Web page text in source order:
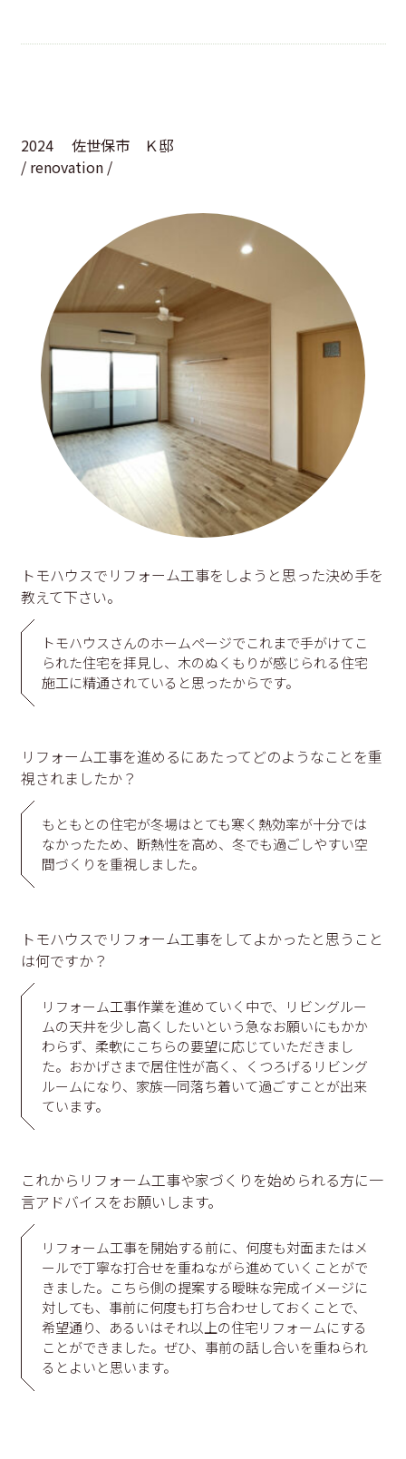
2024
佐世保市 Ｋ邸
/ renovation /
トモハウスでリフォーム工事をしようと思った決め手を
教えて下さい。
トモハウスさんのホームページでこれまで手がけてこ
られた住宅を拝見し、木のぬくもりが感じられる住宅
施工に精通されていると思ったからです。
リフォーム工事を進めるにあたってどのようなことを重
視されましたか？
もともとの住宅が冬場はとても寒く熱効率が十分では
なかったため、断熱性を高め、冬でも過ごしやすい空
間づくりを重視しました。
トモハウスでリフォーム工事をしてよかったと思うこと
は何ですか？
リフォーム工事作業を進めていく中で、リビングルー
ムの天井を少し高くしたいという急なお願いにもかか
わらず、柔軟にこちらの要望に応じていただきまし
た。おかげさまで居住性が高く、くつろげるリビング
ルームになり、家族一同落ち着いて過ごすことが出来
ています。
これからリフォーム工事や家づくりを始められる方に一
言アドバイスをお願いします。
リフォーム工事を開始する前に、何度も対面またはメ
ールで丁寧な打合せを重ねながら進めていくことがで
きました。こちら側の提案する曖昧な完成イメージに
対しても、事前に何度も打ち合わせしておくことで、
希望通り、あるいはそれ以上の住宅リフォームにする
ことができました。ぜひ、事前の話し合いを重ねられ
るとよいと思います。